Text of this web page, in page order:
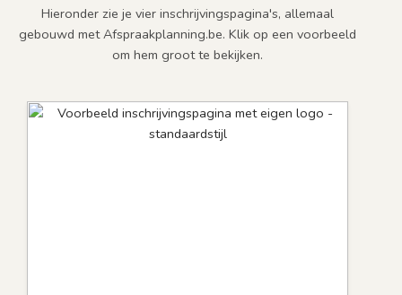
Hieronder zie je vier inschrijvingspagina's, allemaal
gebouwd met Afspraakplanning.be. Klik op een voorbeeld
om hem groot te bekijken.